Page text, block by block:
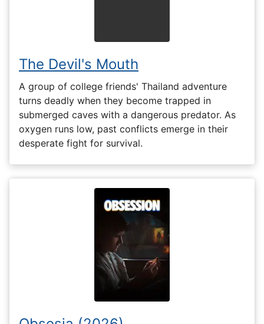
The Devil's Mouth
A group of college friends' Thailand adventure
turns deadly when they become trapped in
submerged caves with a dangerous predator. As
oxygen runs low, past conflicts emerge in their
desperate fight for survival.